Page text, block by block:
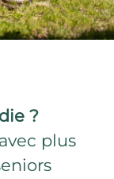
?
plus